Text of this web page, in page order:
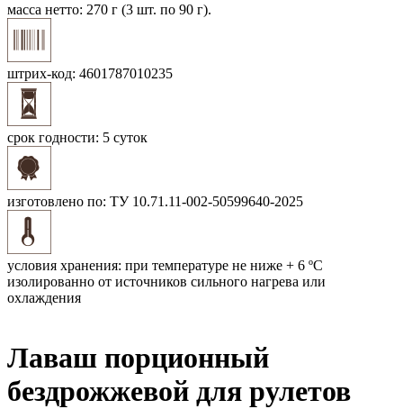
масса нетто: 270 г (3 шт. по 90 г).
штрих-код: 4601787010235
срок годности: 5 суток
изготовлено по: ТУ 10.71.11-002-50599640-2025
условия хранения: при температуре не ниже + 6 ºС
изолированно от источников сильного нагрева или
охлаждения
Лаваш порционный
бездрожжевой для рулетов